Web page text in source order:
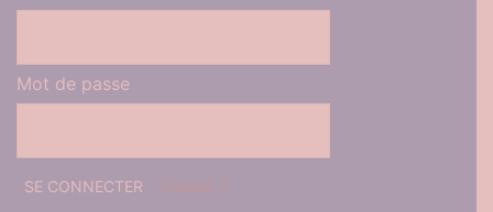
Mot de passe